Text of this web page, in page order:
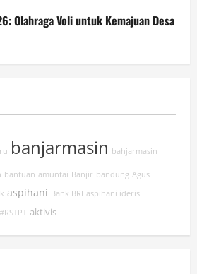
Olahraga Voli untuk Kemajuan Desa
banjarmasin bahjarmasin
bantuan amuntai Banjir bandung Agus
aspihani Bank BRI aspihani ideris
#RSTPT aktivis